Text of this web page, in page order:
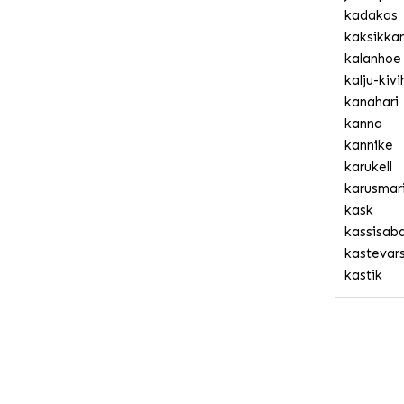
kadakas
kalanhoe
kalju-
kanahari
kanna
kannike
karukell
karusmari
kask
kastevars
kastik